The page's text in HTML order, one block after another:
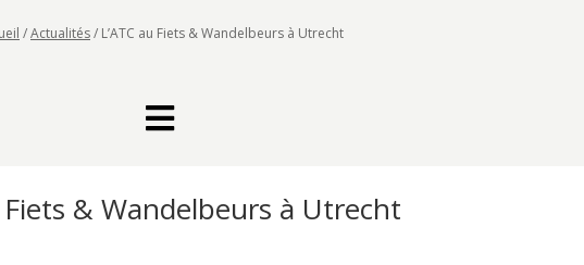
/Actualités/ L’ATC au Fiets & Wandelbeurs à Utrecht

Fiets & Wandelbeurs à Utrecht